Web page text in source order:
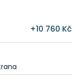
+10 760 Kč